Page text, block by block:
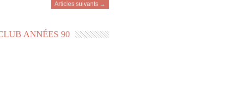
Articles suivants →
ANNÉES 90